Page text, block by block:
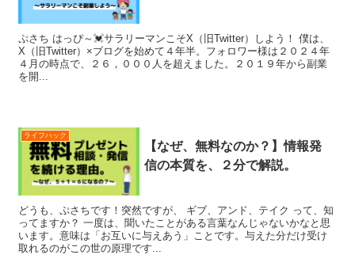
ぷさち はっぴ～💓サラリーマンこそX（旧Twitter）しよう！ 僕は、
X（旧Twitter）×ブログを始めて４年半。フォロワー様は２０２４年
４月の時点で、２６，０００人を超えました。２０１９年から副業
を開...
ライフハック
【なぜ、無料なのか？】情報発
信の本質を、２分で解説。
どうも、ぷさちです！突然ですが、 ギブ、アンド、テイク って、知
ってますか？ 一度は、聞いたことがある言葉なんじゃないかなと思
います。意味は「お互いに与えあう」ことです。与えた分だけ受け
取れるのがこの世の原理です...